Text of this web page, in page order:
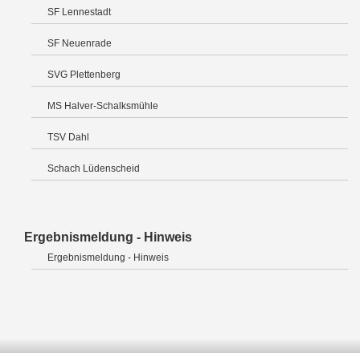
SF Lennestadt
SF Neuenrade
SVG Plettenberg
MS Halver-Schalksmühle
TSV Dahl
Schach Lüdenscheid
Ergebnismeldung - Hinweis
Ergebnismeldung - Hinweis